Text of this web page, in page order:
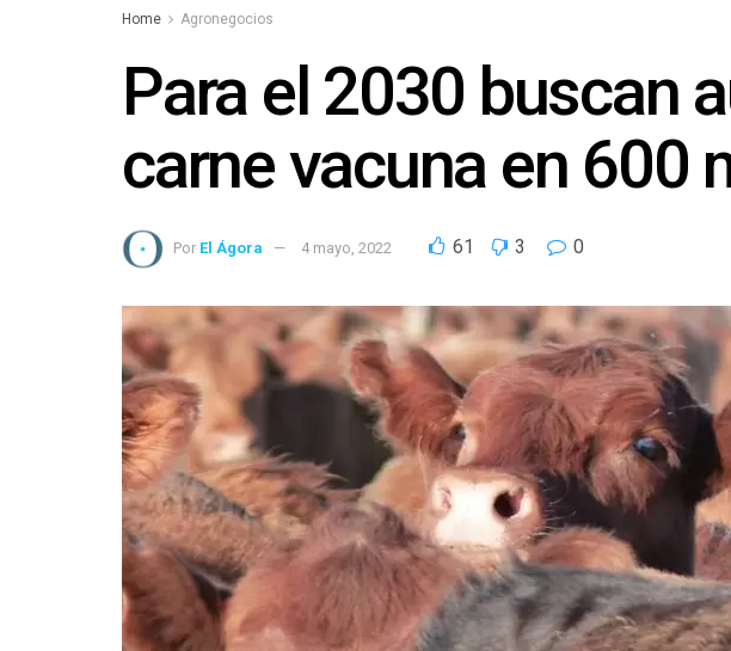
Home Agronegocios
Para el 2030 buscan
carne vacuna en 600
Por El Ágora 4 mayo, 2022 61 3 0